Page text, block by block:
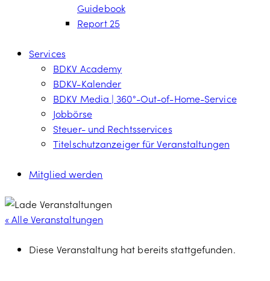
Guidebook
Report 25
Services
BDKV Academy
BDKV-Kalender
BDKV Media | 360°-Out-of-Home-Service
Jobbörse
Steuer- und Rechtsservices
Titelschutzanzeiger für Veranstaltungen
Mitglied werden
« Alle Veranstaltungen
Diese Veranstaltung hat bereits stattgefunden.